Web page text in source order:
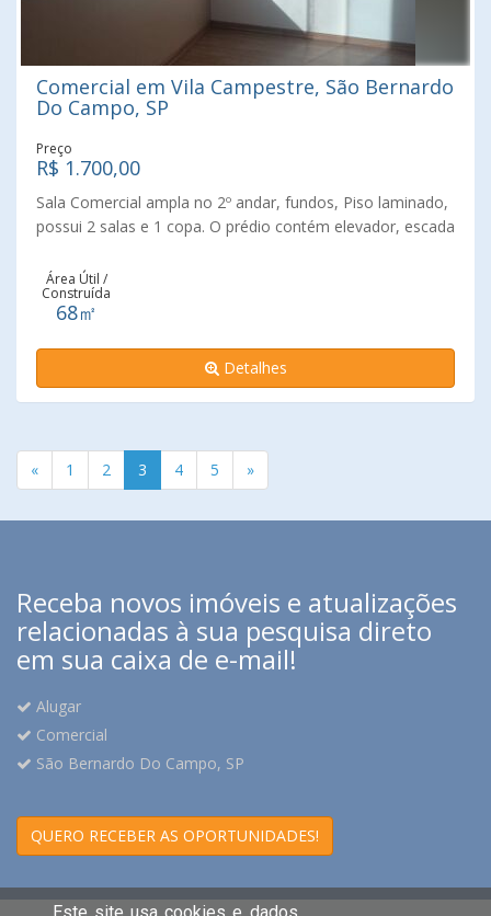
Comercial em Vila Campestre, São Bernardo
Do Campo, SP
Preço
R$ 1.700,00
Sala Comercial ampla no 2º andar, fundos, Piso laminado,
possui 2 salas e 1 copa. O prédio contém elevador, escada
recepção, vaga e Acesso p/ deficiente físico na frente do
prédio. água inclusa no condomínio. Sem vaga de
garagem.
Área Útil /
Construída
68㎡
Detalhes
« 1 2 3 4 5 »
Receba novos imóveis e atualizações
relacionadas à sua pesquisa direto
em sua caixa de e-mail!
Alugar
Comercial
São Bernardo Do Campo, SP
QUERO RECEBER AS OPORTUNIDADES!